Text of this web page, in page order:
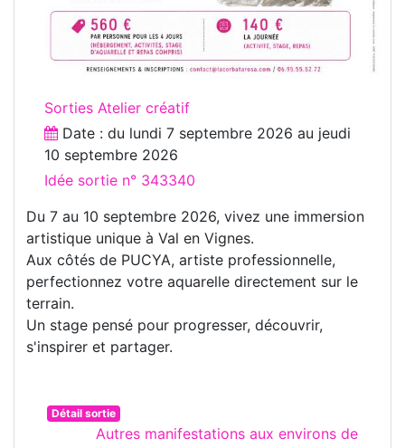
Sorties Atelier créatif
Date : du lundi 7 septembre 2026 au jeudi
10 septembre 2026
Idée sortie n° 343340
Du 7 au 10 septembre 2026, vivez une immersion
artistique unique à Val en Vignes.
Aux côtés de PUCYA, artiste professionnelle,
perfectionnez votre aquarelle directement sur le
terrain.
Un stage pensé pour progresser, découvrir,
s'inspirer et partager.
Détail sortie
Autres manifestations aux environs de